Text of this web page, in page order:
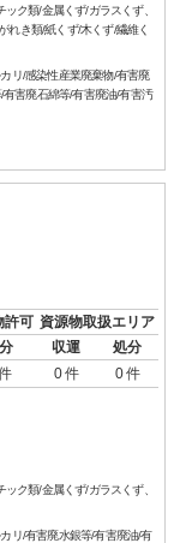
ク類/金属くず/ガラスくず、
れき類/紙くず/木くず/繊維く
リ/感染性産業廃棄物/有害廃
害廃石綿等/有害廃油/有害汚
許可 資源物取扱エリア
収運
処分
0 件 0 件
ク類/金属くず/ガラスくず、
リ/有害廃水銀等/有害廃油/有